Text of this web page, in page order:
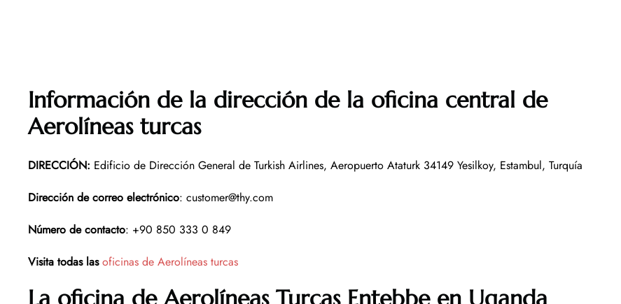
Información de la dirección de la oficina central de
Aerolíneas turcas
DIRECCIÓN: Edificio de Dirección General de Turkish Airlines, Aeropuerto Ataturk 34149 Yesilkoy, Estambul, Turquía
Dirección de correo electrónico: customer@thy.com
Número de contacto: +90 850 333 0 849
Visita todas las oficinas de Aerolíneas turcas
La oficina de Aerolíneas Turcas Entebbe en Uganda